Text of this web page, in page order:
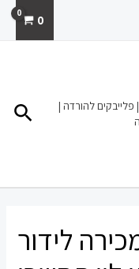
0
פלייבקים להורדה |
לידור